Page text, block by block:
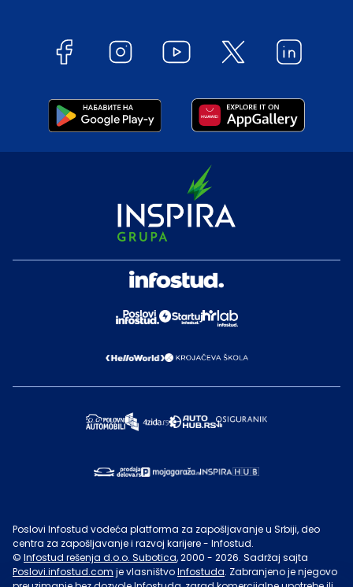
Poslovi Infostud vodeća platforma za zapošljavanje u Srbiji, deo
centra za zapošljavanje i razvoj karijere - Infostud.
© Infostud rešenja d.o.o. Subotica, 2000 - 2026. Sadržaj sajta
Poslovi.infostud.com je vlasništvoInfostuda. Zabranjeno je njegovo